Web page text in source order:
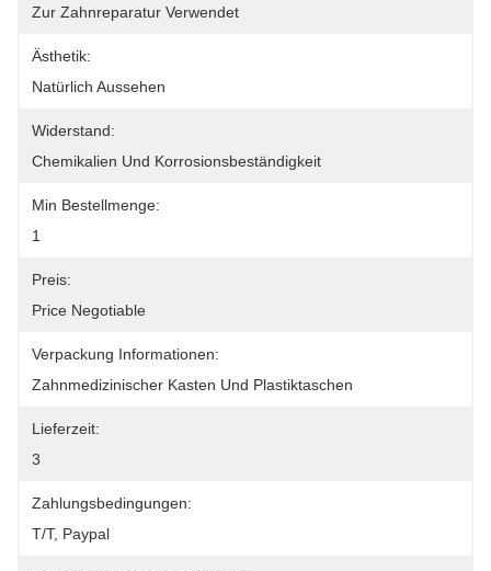
Zur Zahnreparatur Verwendet
Ästhetik:
Natürlich Aussehen
Widerstand:
Chemikalien Und Korrosionsbeständigkeit
Min Bestellmenge:
1
Preis:
Price Negotiable
Verpackung Informationen:
Zahnmedizinischer Kasten Und Plastiktaschen
Lieferzeit:
3
Zahlungsbedingungen:
T/T, Paypal